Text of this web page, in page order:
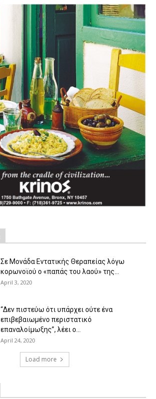
Σε Μονάδα Εντατικής Θεραπείας λόγω
κορωνοϊού ο «παπάς του λαού» της...
April 3, 2020
“Δεν πιστεύω ότι υπάρχει ούτε ένα
επιβεβαιωμένο περιστατικό
επαναλοίμωξης”, λέει ο...
April 24, 2020
Load more